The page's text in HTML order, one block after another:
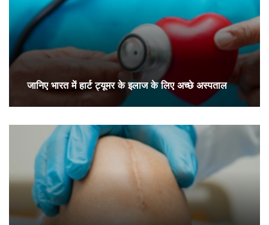
जानिए भारत में हार्ट ट्यूमर के इलाज के लिए अच्छे अस्पताल